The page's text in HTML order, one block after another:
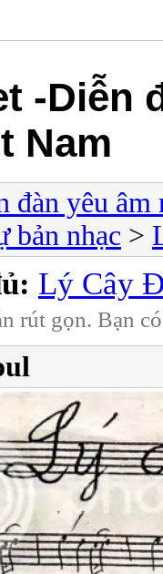
-Diễn
Nam
đàn yêu âm
bản nhạc >
Lý Cây
rút gọn. Bạn